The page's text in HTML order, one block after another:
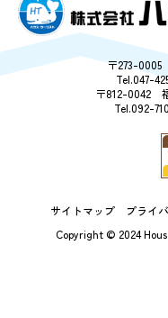
売却相談
会社案内
〒273-
Tel.047-
〒812-0042
Tel.092-
Copyright © 2024
サイトマップ プライ